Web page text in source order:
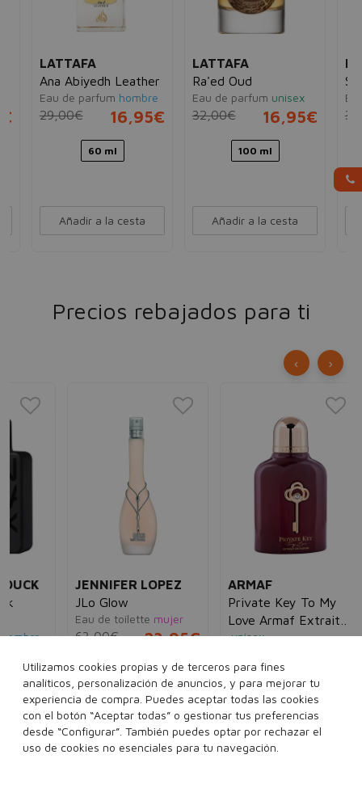
LATTAFA
Ana Abiyedh Leather
Eau de parfum hombre
29,00€ 16,95€
60 ml
Añadir a la cesta
LATTAFA
Ra'ed Oud
Eau de parfum unisex
32,00€ 16,95€
100 ml
Añadir a la cesta
Precios rebajados para ti
JENNIFER LOPEZ
JLo Glow
Eau de toilette mujer
63,00€ 23,95€
30 ml 50 ml 100 ml
Añadir a la cesta
ARMAF
Private Key To My
Love Armaf Extrait
de Parfum
unisex
100 ml
Añadir a la cesta
‹ ›
Utilizamos cookies propias y de terceros para fines
analíticos, personalización de anuncios, y para mejorar tu
experiencia de compra. Puedes aceptar todas las cookies
con el botón “Aceptar todas” o gestionar tus preferencias
desde “Configurar”. También puedes optar por rechazar el
uso de cookies no esenciales para tu navegación.